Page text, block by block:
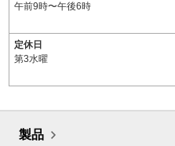
午前9時〜午後6時
定休日
第3水曜
製品